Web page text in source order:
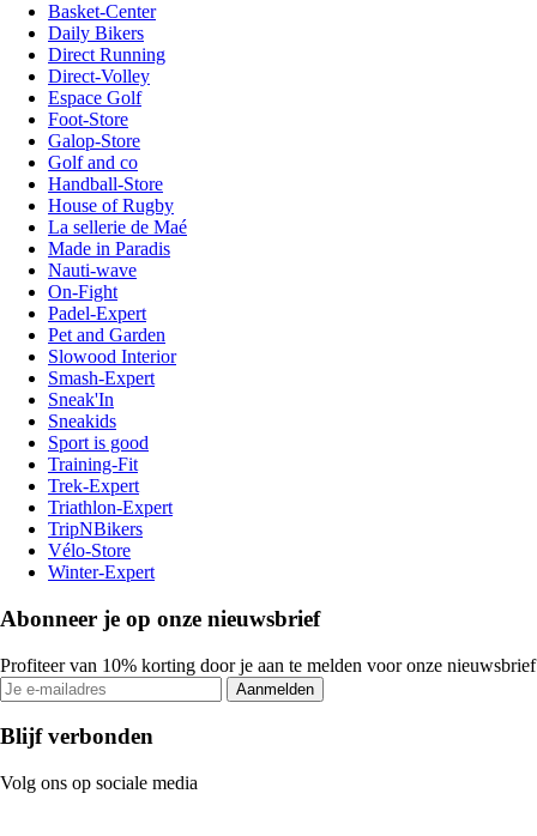
Basket-Center
Daily Bikers
Direct Running
Direct-Volley
Espace Golf
Foot-Store
Galop-Store
Golf and co
Handball-Store
House of Rugby
La sellerie de Maé
Made in Paradis
Nauti-wave
On-Fight
Padel-Expert
Pet and Garden
Slowood Interior
Smash-Expert
Sneak'In
Sneakids
Sport is good
Training-Fit
Trek-Expert
Triathlon-Expert
TripNBikers
Vélo-Store
Winter-Expert
Abonneer je op onze nieuwsbrief
Profiteer van 10% korting door je aan te melden voor onze nieuwsbrief
Aanmelden
Blijf verbonden
Volg ons op sociale media